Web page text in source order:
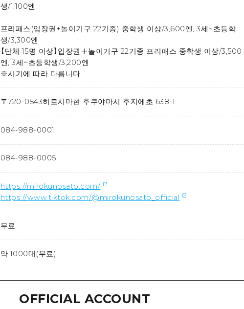
생/1,100엔
프리패스(입장권+놀이기구 22기종) 중학생 이상/3,600엔, 3세~초등학
생/3,300엔
【단체 15명 이상】입장권＋놀이기구 22기종 프리패스 중학생 이상/3,500
엔, 3세~초등학생/3,200엔
※시기에 따라 다릅니다.
〒720-0543히로시마현 후쿠야마시 후지에초 638-1
084-988-0001
084-988-0005
https://mirokunosato.com/
https://www.tiktok.com/@mirokunosato_official
무료
약 1000대(무료)
OFFICIAL ACCOUNT